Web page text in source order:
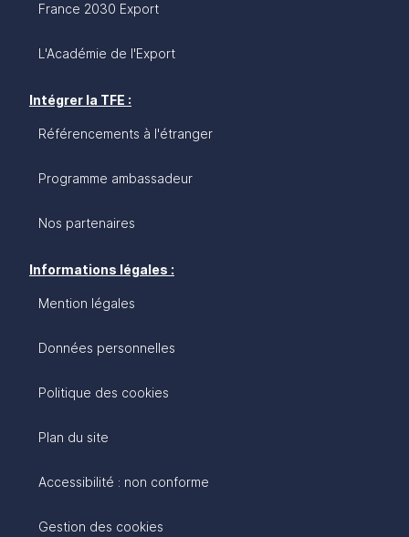
France 2030 Export
L'Académie de l'Export
Intégrer la TFE :
Référencements à l'étranger
Programme ambassadeur
Nos partenaires
Informations légales :
Mention légales
Données personnelles
Politique des cookies
Plan du site
Accessibilité : non conforme
Gestion des cookies